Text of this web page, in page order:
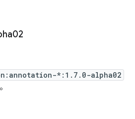
*:1.7.0-alpha02